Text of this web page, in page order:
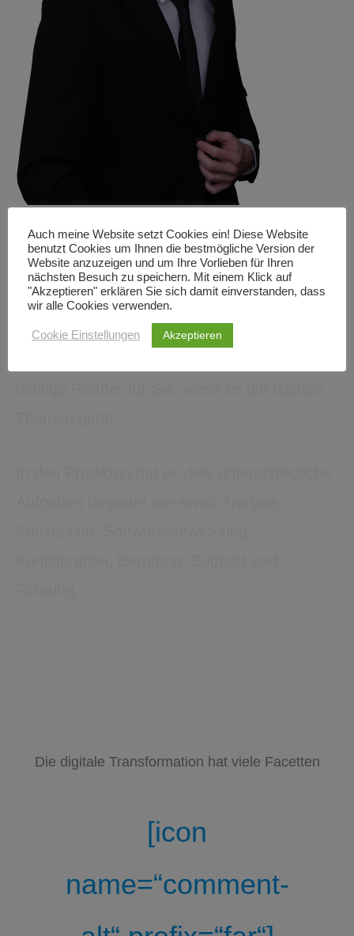
Transformation Ihres Unternehmens
Seit knapp 30 Jahren ist Bastian Hammer von
IT fasziniert. Mit Erfahrungen aus Projekten in
den Geschäftsbereichen Online, Marketing,
Die digitale Transformation hat viele Facetten
[icon
name=“comment-
Auch meine Website setzt Cookies ein! Diese Website
benutzt Cookies um Ihnen die bestmögliche Version der
Website anzuzeigen und um Ihre Vorlieben für Ihren
nächsten Besuch zu speichern. Mit einem Klick auf
"Akzeptieren" erklären Sie sich damit einverstanden, dass
wir alle Cookies verwenden.
Cookie Einstellungen Akzeptieren